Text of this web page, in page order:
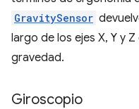
GravitySensor
largo de los ejes X, Y y
gravedad.
Giroscopio